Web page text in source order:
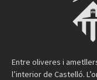
Entre oliveres i
l’interior de Castelló.